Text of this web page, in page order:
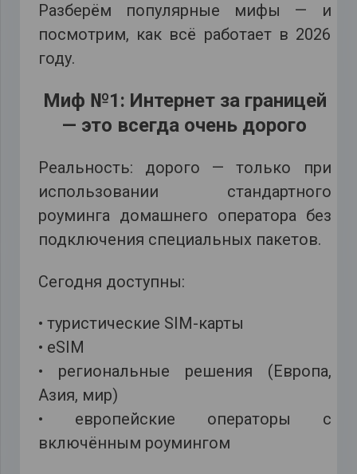
Разберём популярные мифы — и
посмотрим, как всё работает в 2026
году.
Миф №1: Интернет за границей
— это всегда очень дорого
Реальность: дорого — только при
использовании стандартного
роуминга домашнего оператора без
подключения специальных пакетов.
Сегодня доступны:
• туристические SIM-карты
• eSIM
• региональные решения (Европа,
Азия, мир)
• европейские операторы с
включённым роумингом